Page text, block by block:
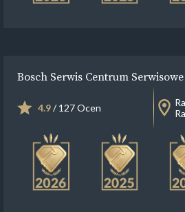
Bosch Serwis Centrum Serwisowe
4.9/ 127 Ocen